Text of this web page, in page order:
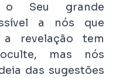
o Seu grande
a nós que
revelação tem
mas nós
das sugestões